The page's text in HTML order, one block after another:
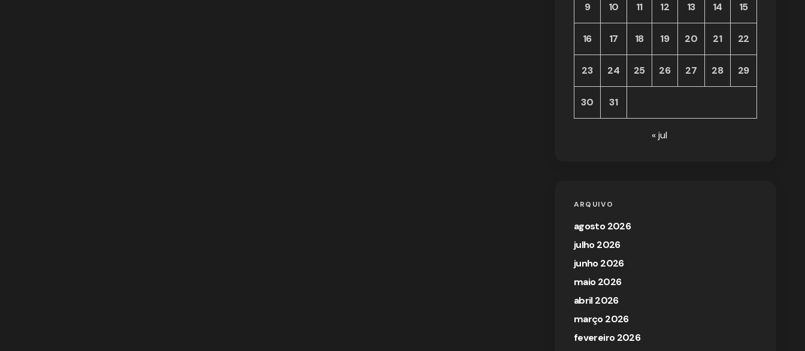
9 10 11 12 13 14 15
16 17 18 19 20 21 22
23 24 25 26 27 28 29
30 31
« jul
ARQUIVO
agosto 2026
julho 2026
junho 2026
maio 2026
abril 2026
março 2026
fevereiro 2026